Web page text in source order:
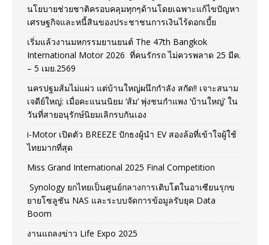
นโยบายช่วยชาติครอบคลุมทุกๆด้านโดยเฉพาะแก้ไขปัญหา
เศรษฐกิจและหนี้สินของประชาชนการเงินไร้ดอกเบี้ย
เริ่มแล้วงานมหกรรมยานยนต์ The 47th Bangkok
International Motor 2026 ที่คนรักรถ ไม่ควรพลาด 25 มีค.
– 5 เมย.2569
นครปฐมส้มไม่แผ่ว แต่บ้านใหญ่ผนึกกำลัง สกัด!! เจาะสนาม
เจดีย์ใหญ่: เมื่อคะแนนนิยม ‘ส้ม’ พุ่งชนกำแพง ‘บ้านใหญ่’ ใน
วันที่สายอนุรักษ์นิยมเลิกรบกันเอง
i-Motor เปิดตัว BREEZE ปักธงผู้นำ EV สองล้อที่เข้าใจผู้ใช้
ไทยมากที่สุด
Miss Grand International 2025 Final Competition
Synology ยกไทยเป็นศูนย์กลางการเติบโตในอาเซียนรุกข
ยายโซลูชัน NAS และระบบจัดการข้อมูลรับยุค Data
Boom
งานแถลงข่าว Life Expo 2025